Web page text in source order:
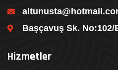
Başçavuş Sk.
Hizmetler